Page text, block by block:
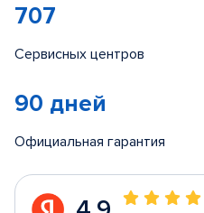
707
Сервисных центров
90 дней
Официальная гарантия